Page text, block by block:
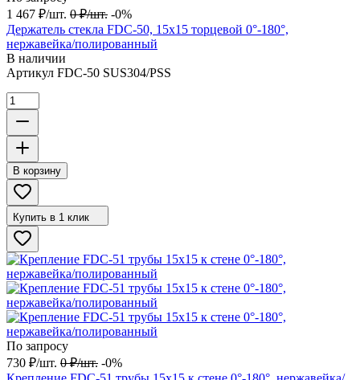
1 467 ₽/шт. 0 ₽/шт. -0%
Держатель стекла FDC-50, 15х15 торцевой 0°-180°,
нержавейка/полированный
В наличии
Артикул FDC-50 SUS304/PSS
В корзину
Купить в 1 клик
По запросу
730 ₽/шт. 0 ₽/шт. -0%